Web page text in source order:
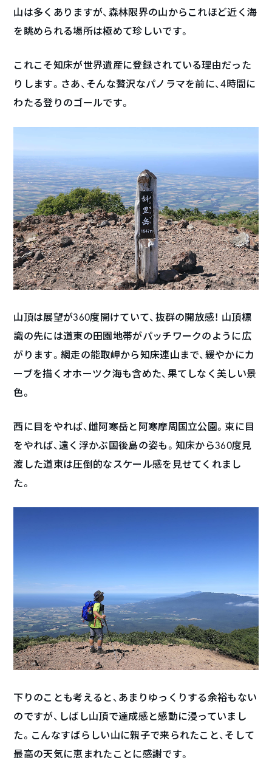
山は多くありますが、森林限界の山からこれほど近く海
を眺められる場所は極めて珍しいです。
これこそ知床が世界遺産に登録されている理由だった
りします。さあ、そんな贅沢なパノラマを前に、4時間に
わたる登りのゴールです。
山頂は展望が360度開けていて、抜群の開放感！ 山頂標
識の先には道東の田園地帯がパッチワークのように広
がります。網走の能取岬から知床連山まで、緩やかにカ
ーブを描くオホーツク海も含めた、果てしなく美しい景
色。
西に目をやれば、雌阿寒岳と阿寒摩周国立公園。東に目
をやれば、遠く浮かぶ国後島の姿も。知床から360度見
渡した道東は圧倒的なスケール感を見せてくれまし
た。
下りのことも考えると、あまりゆっくりする余裕もない
のですが、しばし山頂で達成感と感動に浸っていまし
た。こんなすばらしい山に親子で来られたこと、そして
最高の天気に恵まれたことに感謝です。